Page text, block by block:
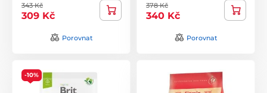
343 Kč
309 Kč
Porovnat
378 Kč
340 Kč
Porovnat
-10%